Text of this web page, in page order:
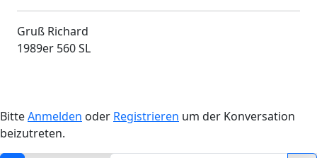
Gruß Richard
1989er 560 SL
BitteAnmelden oder Registrieren um der Konversation
beizutreten.